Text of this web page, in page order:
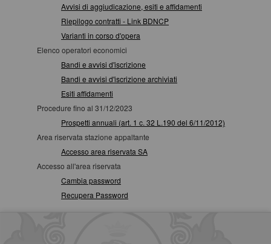
Avvisi di aggiudicazione, esiti e affidamenti
Riepilogo contratti - Link BDNCP
Varianti in corso d'opera
Elenco operatori economici
Bandi e avvisi d'iscrizione
Bandi e avvisi d'iscrizione archiviati
Esiti affidamenti
Procedure fino al 31/12/2023
Prospetti annuali (art. 1 c. 32 L.190 del 6/11/2012)
Area riservata stazione appaltante
Accesso area riservata SA
Accesso all'area riservata
Cambia password
Recupera Password